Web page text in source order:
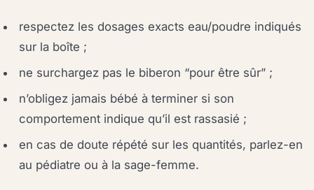
respectez les dosages exacts eau/poudre indiqués
sur la boîte ;
ne surchargez pas le biberon “pour être sûr” ;
n’obligez jamais bébé à terminer si son
comportement indique qu’il est rassasié ;
en cas de doute répété sur les quantités, parlez-en
au pédiatre ou à la sage-femme.